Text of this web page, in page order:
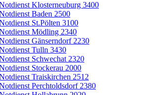
Klosterneuburg 3400
Baden 2500
St.Pölten 3100
Mödling 2340
Gänserndorf 2230
Tulln 3430
Schwechat 2320
Stockerau 2000
Traiskirchen 2512
Perchtoldsdorf 2380